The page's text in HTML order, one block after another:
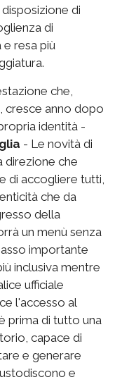
disposizione di
di
e resa più
che,
cresce anno dopo
identità -
- Le novità di
direzione che
di accogliere tutti,
che da
della
un menù senza
importante
inclusiva mentre
ufficiale
l'accesso al
prima di tutto una
capace di
e generare
e